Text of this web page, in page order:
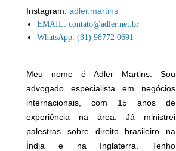
Instagram: adler.martins
EMAIL: contato@adler.net.br
WhatsApp: (31) 98772 0691
Meu nome é Adler Martins. Sou
advogado especialista em negócios
internacionais, com 15 anos de
experiência na área. Já ministrei
palestras sobre direito brasileiro na
Índia e na Inglaterra. Tenho